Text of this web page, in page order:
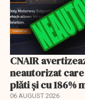
CNAIR
neautorizat
plăti și cu 186%
06 AUGUST 2026